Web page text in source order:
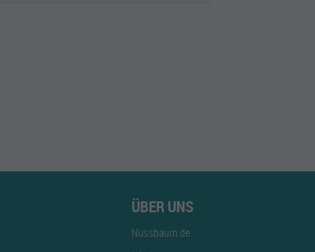
ÜBER UNS
Nussbaum.de